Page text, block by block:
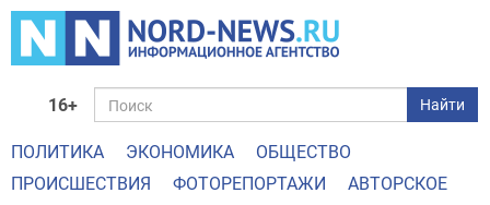
16+ Найти
ПОЛИТИКА ЭКОНОМИКА
ОБЩЕСТВО
ПРОИСШЕСТВИЯ
ФОТОРЕПОРТАЖИ АВТОРСКОЕ